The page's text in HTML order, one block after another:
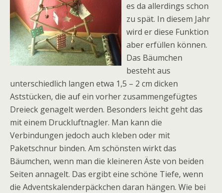
es da allerdings schon
zu spät. In diesem Jahr
wird er diese Funktion
aber erfüllen können.
Das Bäumchen
besteht aus
unterschiedlich langen etwa 1,5 – 2 cm dicken
Aststücken, die auf ein vorher zusammengefügtes
Dreieck genagelt werden. Besonders leicht geht das
mit einem Druckluftnagler. Man kann die
Verbindungen jedoch auch kleben oder mit
Paketschnur binden. Am schönsten wirkt das
Bäumchen, wenn man die kleineren Äste von beiden
Seiten annagelt. Das ergibt eine schöne Tiefe, wenn
die Adventskalenderpäckchen daran hängen. Wie bei